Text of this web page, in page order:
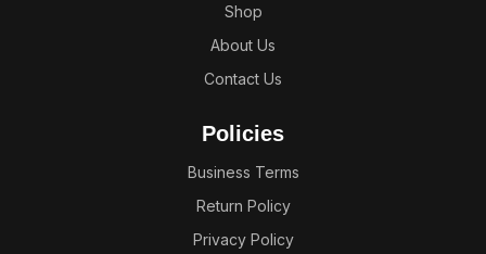
Shop
About Us
Contact Us
Policies
Business Terms
Return Policy
Privacy Policy